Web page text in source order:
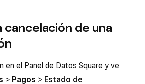
cancelación de una
en el Panel de Datos Square y ve
> Pagos > Estado de